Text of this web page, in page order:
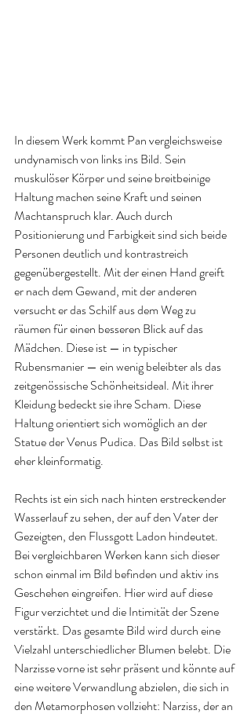
In diesem Werk kommt Pan vergleichsweise
undynamisch von links ins Bild. Sein
muskulöser Körper und seine breitbeinige
Haltung machen seine Kraft und seinen
Machtanspruch klar. Auch durch
Positionierung und Farbigkeit sind sich beide
Personen deutlich und kontrastreich
gegenübergestellt. Mit der einen Hand greift
er nach dem Gewand, mit der anderen
versucht er das Schilf aus dem Weg zu
räumen für einen besseren Blick auf das
Mädchen. Diese ist — in typischer
Rubensmanier — ein wenig beleibter als das
zeitgenössische Schönheitsideal. Mit ihrer
Kleidung bedeckt sie ihre Scham. Diese
Haltung orientiert sich womöglich an der
Statue der Venus Pudica. Das Bild selbst ist
eher kleinformatig.
Rechts ist ein sich nach hinten erstreckender
Wasserlauf zu sehen, der auf den Vater der
Gezeigten, den Flussgott Ladon hindeutet.
Bei vergleichbaren Werken kann sich dieser
schon einmal im Bild befinden und aktiv ins
Geschehen eingreifen. Hier wird auf diese
Figur verzichtet und die Intimität der Szene
verstärkt. Das gesamte Bild wird durch eine
Vielzahl unterschiedlicher Blumen belebt. Die
Narzisse vorne ist sehr präsent und könnte auf
eine weitere Verwandlung abzielen, die sich in
den Metamorphosen vollzieht: Narziss, der an